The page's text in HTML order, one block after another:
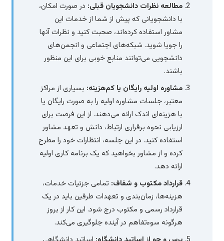
مطالعه نظرات دانشجویان قبلی: در صورت امکان،
با دانشجویانی که پیش از شما از خدمات این
مشاور استفاده کرده‌اند، صحبت کنید و نظرات آنها
را جویا شوید. شبکه‌های اجتماعی و انجمن‌های
دانشجویی می‌توانند منابع خوبی برای این منظور
باشند.
مشاوره اولیه رایگان یا کم‌هزینه:بسیاری از مراکز
معتبر، جلسات مشاوره اولیه را به صورت رایگان یا
با هزینه‌ای اندک ارائه می‌دهند. از این فرصت برای
ارزیابی نحوه برقراری ارتباط، دانش و تعهد مشاور
استفاده کنید. در این جلسه، انتظارات خود را مطرح
کرده و از مشاور بخواهید که یک برنامه کاری اولیه
ارائه دهد.
قرارداد مکتوب و شفاف:تمامی جزئیات خدمات،
هزینه‌ها، زمان‌بندی و تعهدات طرفین باید در یک
قرارداد رسمی و مکتوب درج شود. این کار از بروز
هرگونه سوءتفاهم در آینده جلوگیری می‌کند.